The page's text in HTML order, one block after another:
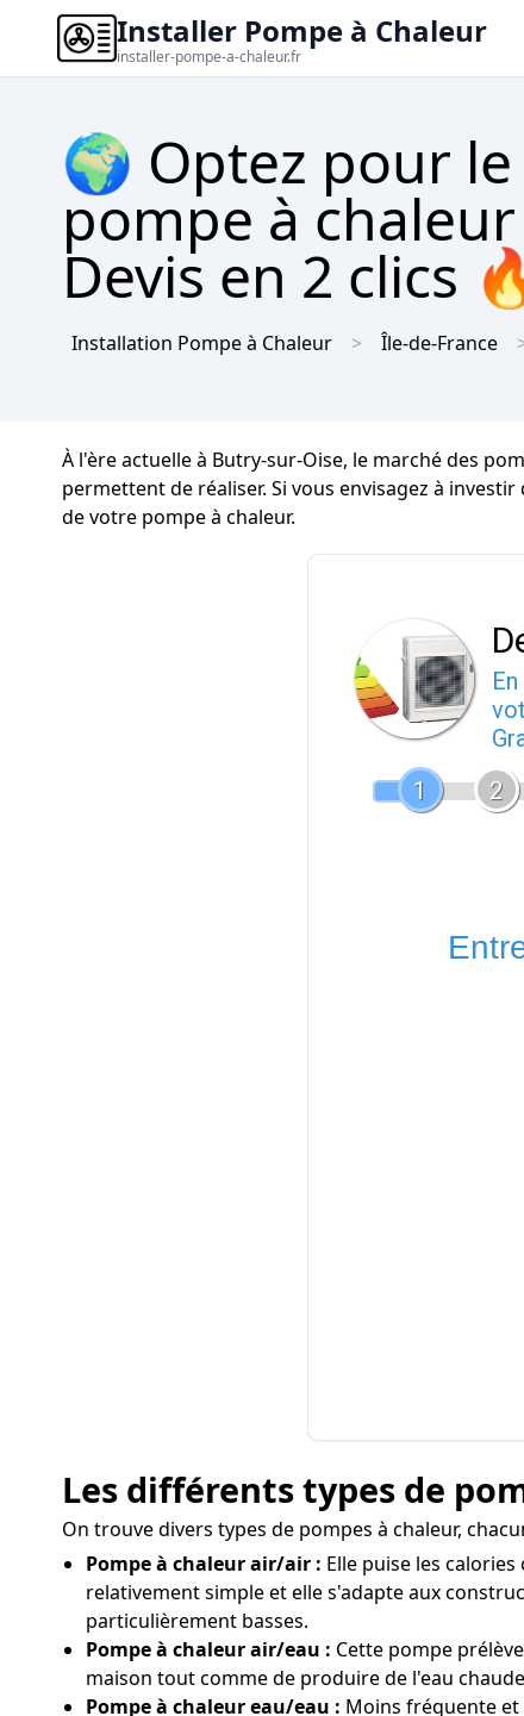
Installer Pompe à Chaleur
installer-pompe-a-chaleur.fr
🌍 Optez pour
pompe à
Devis en 2 clics
Installation Pompe à Chaleur Île-de-France
À l'ère actuelle à Butry-sur-Oise, le marché des
permettent de réaliser. Si vous envisagez à
de votre pompe à chaleur.
1
2
Les différents types de
On trouve divers types de pompes à chaleur,
Pompe à chaleur air/air : Elle puise les
relativement simple et elle s'adapte aux
particulièrement basses.
Pompe à chaleur air/eau : Cette pompe
maison tout comme de produire de l'eau
Pompe à chaleur eau/eau : Moins fréquente et